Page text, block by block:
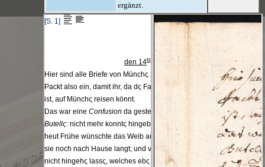
ergänzt.